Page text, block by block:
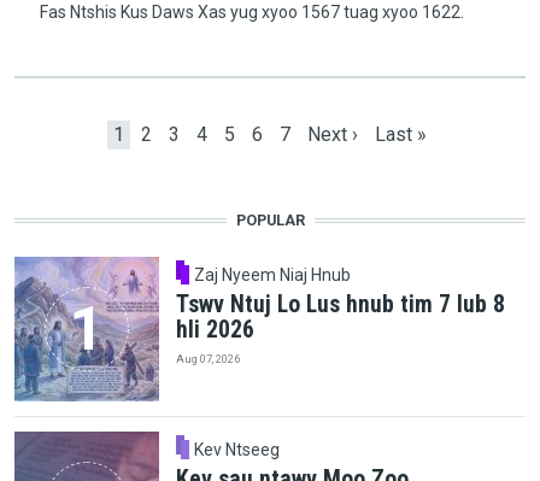
Fas Ntshis Kus Daws Xas yug xyoo 1567 tuag xyoo 1622.
Current page
1 Page
2 Page
3 Page
4 Page
5 Page
6 Page
7 Next page
Next › Last page
Last »
POPULAR
Zaj Nyeem Niaj Hnub
Tswv Ntuj Lo Lus hnub tim 7 lub 8
hli 2026
Aug 07, 2026
Kev Ntseeg